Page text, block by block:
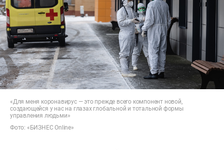
«Для меня коронавирус — это прежде всего компонент новой,
создающейся у нас на глазах глобальной и тотальной формы
управления людьми»
Фото: «БИЗНЕС Online»